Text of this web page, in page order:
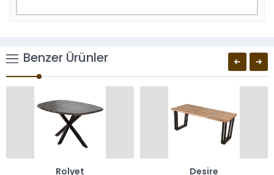
Benzer Ürünler
Rolyet Desire